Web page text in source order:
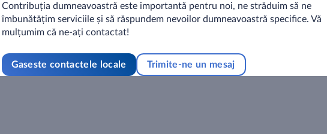
Contribuția dumneavoastră este importantă pentru noi, ne străduim să ne
îmbunătățim serviciile și să răspundem nevoilor dumneavoastră specifice. Vă
mulțumim că ne-ați contactat!
Gaseste contactele locale Trimite-ne un mesaj